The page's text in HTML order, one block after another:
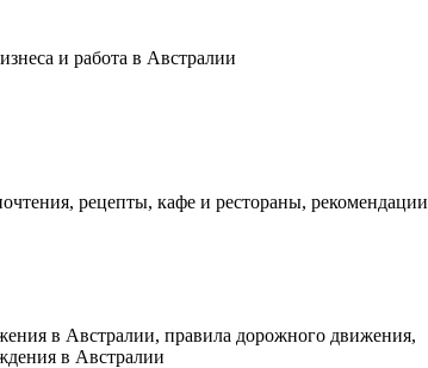
и работа в Австралии
рецепты, кафе и рестораны, рекомендации
в Австралии, правила дорожного движения,
в Австралии